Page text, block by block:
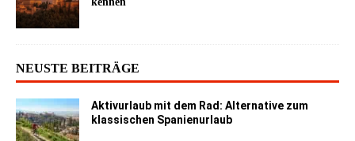
NEUSTE BEITRÄGE
Aktivurlaub mit dem Rad: Alternative zum
klassischen Spanienurlaub